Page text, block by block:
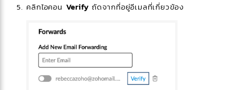
คลิกไอคอน Verifyถัดจากที่อยู่อีเมลที่เกี่ยวข้อง